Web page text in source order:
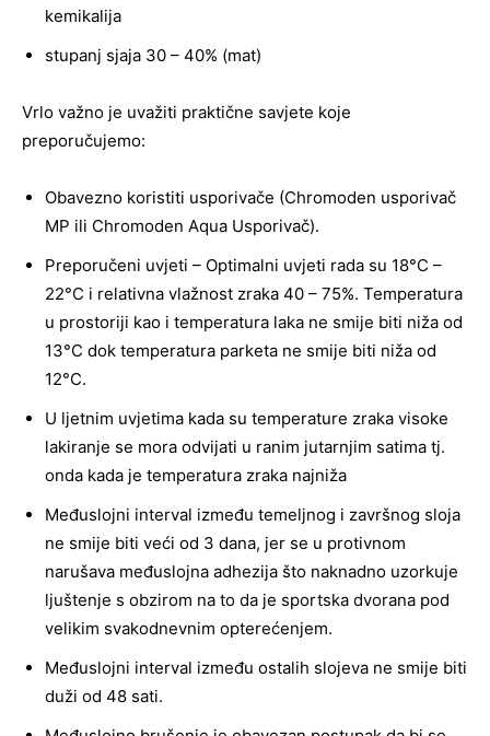
kemikalija
stupanj sjaja 30 – 40% (mat)
Vrlo važno je uvažiti praktične savjete koje
preporučujemo:
Obavezno koristiti usporivače (Chromoden usporivač
MP ili Chromoden Aqua Usporivač).
Preporučeni uvjeti – Optimalni uvjeti rada su 18°C –
22°C i relativna vlažnost zraka 40 – 75%. Temperatura
u prostoriji kao i temperatura laka ne smije biti niža od
13°C dok temperatura parketa ne smije biti niža od
12°C.
U ljetnim uvjetima kada su temperature zraka visoke
lakiranje se mora odvijati u ranim jutarnjim satima tj.
onda kada je temperatura zraka najniža
Međuslojni interval između temeljnog i završnog sloja
ne smije biti veći od 3 dana, jer se u protivnom
narušava međuslojna adhezija što naknadno uzorkuje
ljuštenje s obzirom na to da je sportska dvorana pod
velikim svakodnevnim opterećenjem.
Međuslojni interval između ostalih slojeva ne smije biti
duži od 48 sati.